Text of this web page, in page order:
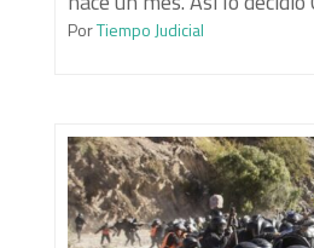
PorTiempo Judicial